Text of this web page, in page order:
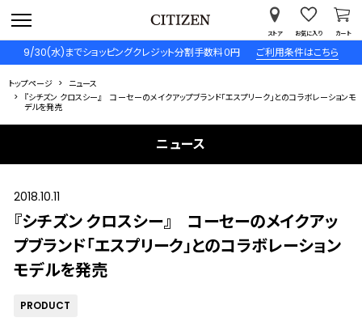
9/30(水)までショッピングクレジット分割手数料０円 ご利用条件はこちら
ストア お気に入り カート
トップページ
ニュース
『シチズン クロスシー』 コーセーのメイクアップブランド「エスプリーク」とのコラボレーションモ
デルを発売
ニュース
2018.10.11
『シチズン クロスシー』 コーセーのメイクアッ
プブランド「エスプリーク」とのコラボレーション
モデルを発売
PRODUCT